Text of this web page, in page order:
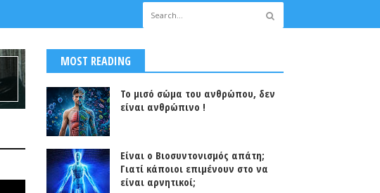
MOST READING
Το μισό σώμα του ανθρώπου, δεν
είναι ανθρώπινο !
Είναι ο Βιοσυντονισμός απάτη;
Γιατί κάποιοι επιμένουν στο να
είναι αρνητικοί;